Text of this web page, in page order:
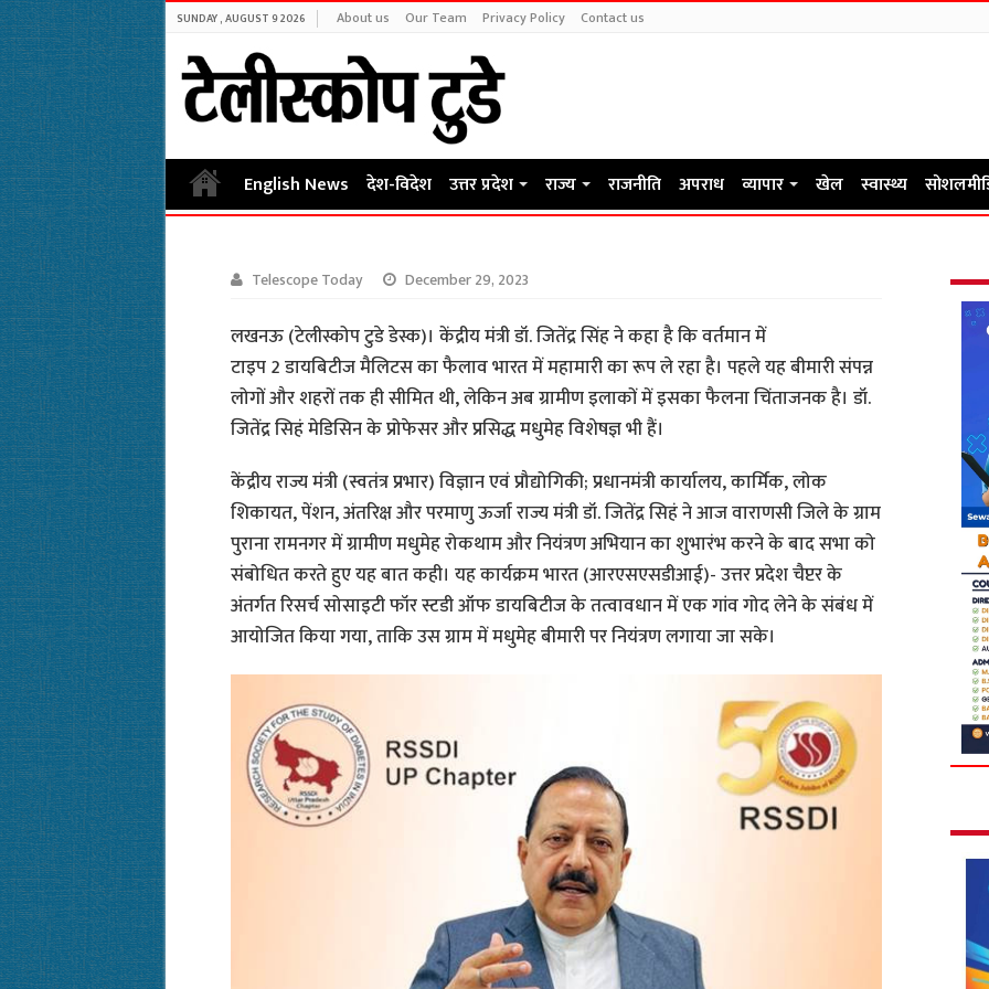
SUNDAY , AUGUST 9 2026 About us Our Team Privacy Policy Contact us
English News देश-विदेश उत्तर प्रदेश राज्य राजनीति अपराध व्यापार खेल स्वास्थ्य
Telescope Today December 29, 2023
लखनऊ (टेलीस्कोप टुडे डेस्क)। केंद्रीय मंत्री डॉ. जितेंद्र सिंह ने कहा है कि वर्तमान में
टाइप 2 डायबिटीज मैलिटस का फैलाव भारत में महामारी का रूप ले रहा है। पहले यह बीमारी संपन्न
लोगों और शहरों तक ही सीमित थी, लेकिन अब ग्रामीण इलाकों में इसका फैलना चिंताजनक है। डॉ.
जितेंद्र सिहं मेडिसिन के प्रोफेसर और प्रसिद्ध मधुमेह विशेषज्ञ भी हैं।
केंद्रीय राज्य मंत्री (स्वतंत्र प्रभार) विज्ञान एवं प्रौद्योगिकी; प्रधानमंत्री कार्यालय, कार्मिक, लोक
शिकायत, पेंशन, अंतरिक्ष और परमाणु ऊर्जा राज्य मंत्री डॉ. जितेंद्र सिहं ने आज वाराणसी जिले के ग्राम
पुराना रामनगर में ग्रामीण मधुमेह रोकथाम और नियंत्रण अभियान का शुभारंभ करने के बाद सभा को
संबोधित करते हुए यह बात कही। यह कार्यक्रम भारत (आरएसएसडीआई)- उत्तर प्रदेश चैप्टर के
अंतर्गत रिसर्च सोसाइटी फॉर स्टडी ऑफ डायबिटीज के तत्वावधान में एक गांव गोद लेने के संबंध में
आयोजित किया गया, ताकि उस ग्राम में मधुमेह बीमारी पर नियंत्रण लगाया जा सके।